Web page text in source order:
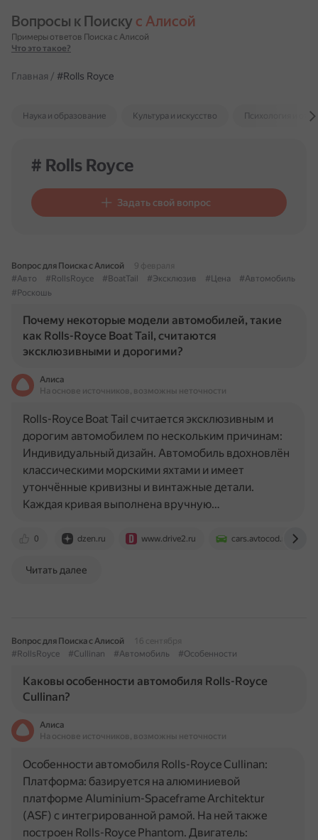
Вопросы к Поиску с Алисой
Примеры ответов Поиска с Алисой
Что это такое?
Главная / #Rolls Royce
Наука и образование Культура и искусство Психология и
# Rolls Royce
Задать свой вопрос
Вопрос для Поиска с Алисой
9 февраля
#Авто
#RollsRoyce #BoatTail #Эксклюзив #Цена
#Автомобиль
#Роскошь
Почему некоторые модели автомобилей, такие
как Rolls-Royce Boat Tail, считаются
эксклюзивными и дорогими?
Алиса
На основе источников, возможны неточности
0 dzen.ru www.drive2.ru cars.avtocod.ru
Rolls-Royce Boat Tail считается эксклюзивным и
дорогим автомобилем по нескольким причинам:
Индивидуальный дизайн. Автомобиль вдохновлён
классическими морскими яхтами и имеет
утончённые кривизны и винтажные детали.
Каждая кривая выполнена вручную…
Читать далее
Вопрос для Поиска с Алисой
16 сентября
#RollsRoyce
#Cullinan #Автомобиль #Особенности
Каковы особенности автомобиля Rolls-Royce
Cullinan?
Алиса
На основе источников, возможны неточности
Особенности автомобиля Rolls-Royce Cullinan:
Платформа: базируется на алюминиевой
платформе Aluminium-Spaceframe Architektur
(ASF) с интегрированной рамой. На ней также
построен Rolls-Royce Phantom. Двигатель: